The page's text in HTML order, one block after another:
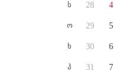
ს
ო
ხ
პ
28
29
30
31
4
5
6
7